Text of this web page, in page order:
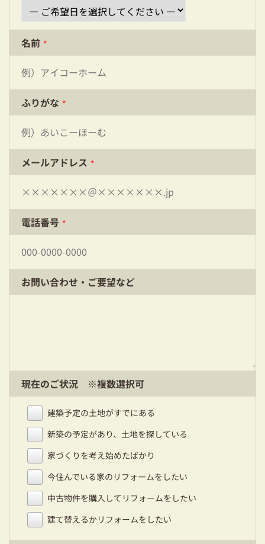
ショールーム
名前 *
ふりがな *
メールアドレス *
電話番号 *
お問い合わせ・ご要望など
現在のご状況 ※複数選択可
建築予定の土地がすでにある
新築の予定があり、土地を探している
家づくりを考え始めたばかり
今住んでいる家のリフォームをしたい
中古物件を購入してリフォームをしたい
建て替えるかリフォームをしたい